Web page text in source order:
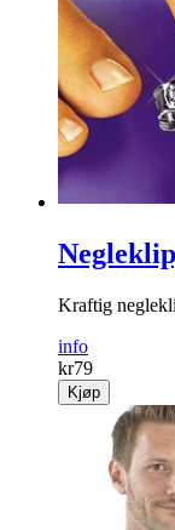
Kraftig
info
kr79
Kjøp